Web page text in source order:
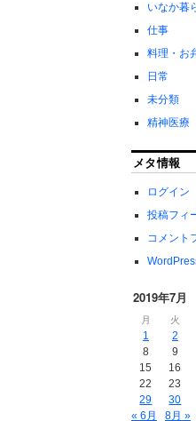
いなか暮
仕事
料理・お
日常
未分類
精神医療
メタ情報
ログイン
投稿フィ
コメント
2019年7月
月 火
1 2
8
9
15
16
22
23
29
30
« 6月
8月 »